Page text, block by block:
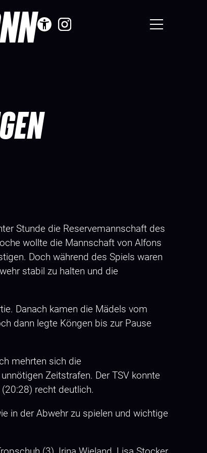
Stunde die Reservemannschaft des
wollte die Mannschaft von Alfons
Doch während des Spiels waren
stabil zu halten und die
Danach kamen die Mädels vom
dann legte Köngen bis zur Pause
mehrten sich die
Zeitstrafen. Der TSV konnte
recht deutlich.
in der Abwehr zu spielen und wichtige